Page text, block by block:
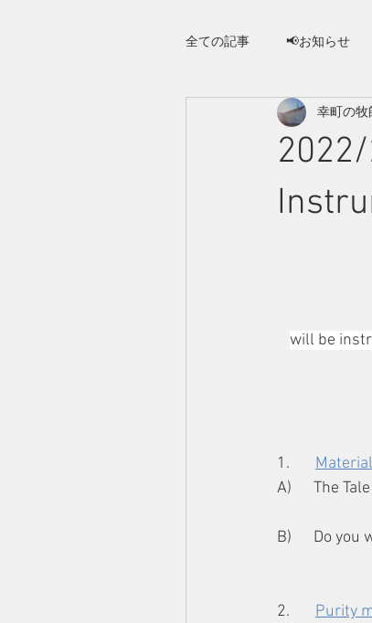
全ての記事 📢お知らせ
さいわい人への手紙幸町の牧
will be
1.
A)      The
B)      Do you
2. Purity